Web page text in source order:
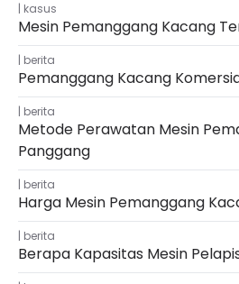
kasus
Mesin Pemanggang Kacang
berita
Pemanggang Kacang
berita
Metode Perawatan Mesin
Panggang
berita
Harga Mesin Pemanggang
berita
Berapa Kapasitas Mesin